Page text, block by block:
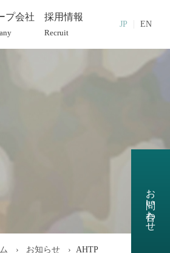
EN
JP
プ会社 採用情報
Recruit
お知らせ AHTP
お問い合わせ